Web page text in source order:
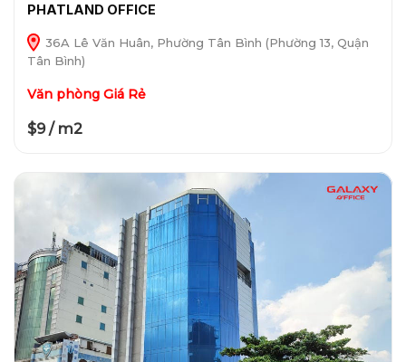
PHATLAND OFFICE
36A Lê Văn Huân, Phường Tân Bình (Phường 13, Quận
Tân Bình)
Văn phòng Giá Rẻ
$9 / m2